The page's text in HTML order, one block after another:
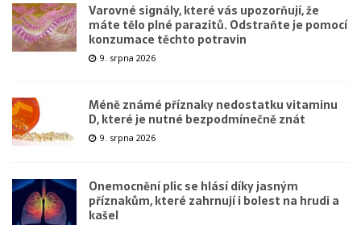
Varovné signály, které vás upozorňují, že
máte tělo plné parazitů. Odstraňte je pomocí
konzumace těchto potravin
9. srpna 2026
Méně známé příznaky nedostatku vitaminu
D, které je nutné bezpodmínečně znát
9. srpna 2026
Onemocnění plic se hlásí díky jasným
příznakům, které zahrnují i bolest na hrudi a
kašel